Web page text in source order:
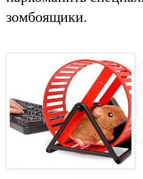
зомбоящики.